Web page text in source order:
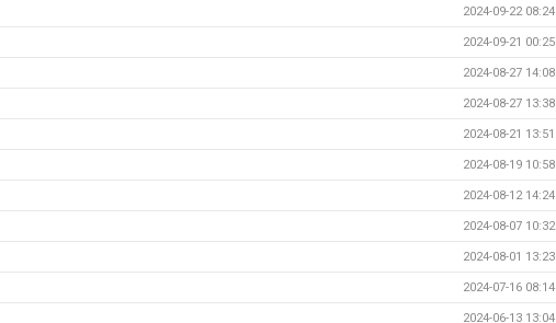
2024-09-22 08:24
2024-09-21 00:25
2024-08-27 14:08
2024-08-27 13:38
2024-08-21 13:51
2024-08-19 10:58
2024-08-12 14:24
2024-08-07 10:32
2024-08-01 13:23
2024-07-16 08:14
2024-06-13 13:04